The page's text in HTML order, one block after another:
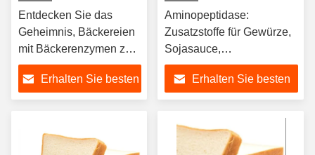
Entdecken Sie das
Geheimnis, Bäckereien
mit Bäckerenzymen zu
perfektionieren
Erhalten Sie besten
Aminopeptidase:
Zusatzstoffe für Gewürze,
Sojasauce,
Soßenzusatzstoffe
Erhalten Sie besten